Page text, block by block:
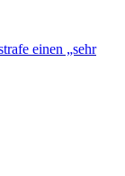
einen „sehr